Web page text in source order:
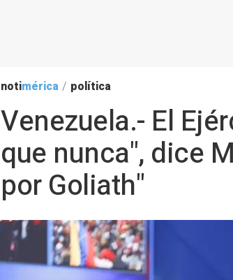
notimérica / política
Venezuela.- El
que nunca", dice
por Goliath"